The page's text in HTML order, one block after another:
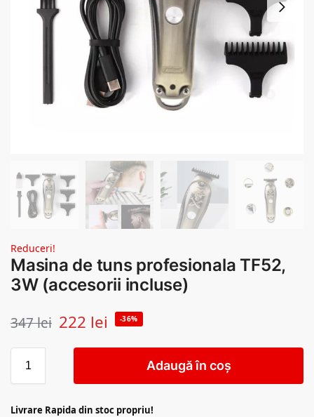
Reduceri!
Masina de tuns profesionala TF52,
3W (accesorii incluse)
347lei 222 lei -36%
Adaugă în coș
Livrare Rapida din stoc propriu!